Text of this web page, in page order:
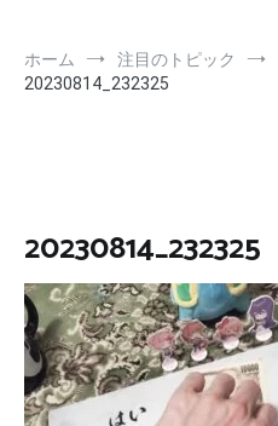
ホーム 注目のトピック
20230814_232325
20230814_232325